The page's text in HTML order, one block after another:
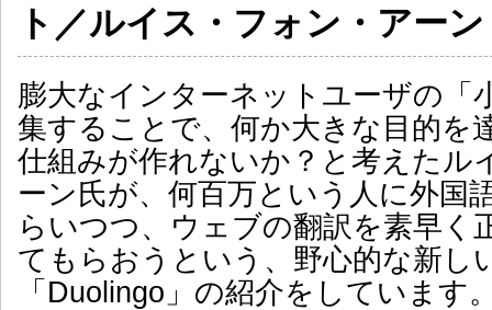
ト／ルイス・フォン・アーン
膨大なインターネットユーザの「
集することで、何か大きな目的を
仕組みが作れないか？と考えたル
ーン氏が、何百万という人に外国
らいつつ、ウェブの翻訳を素早く
てもらおうという、野心的な新し
「Duolingo」の紹介をしています